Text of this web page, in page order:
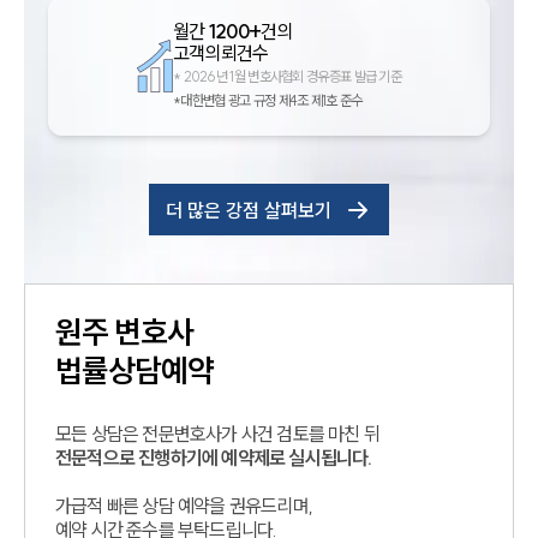
월간1200+건의
고객의뢰건수
* 2026년 1월 변호사협회 경유증표 발급 기준
*대한변협 광고 규정 제4조 제1호 준수
더 많은 강점 살펴보기
원주 변호사
법률상담예약
모든 상담은 전문변호사가 사건 검토를 마친 뒤
전문적으로 진행하기에 예약제로 실시됩니다.
가급적 빠른 상담 예약을 권유드리며,
예약 시간 준수를 부탁드립니다.